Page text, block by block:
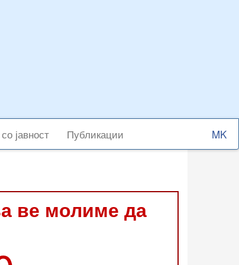
јавност Публикации
Select
your
ве молиме да